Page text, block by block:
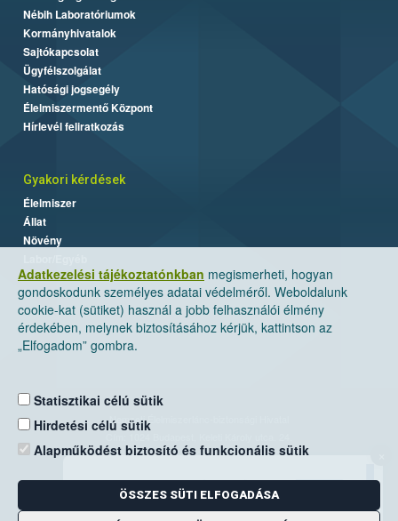
Adatkezelési tájékoztatónkban megismerheti, hogyan
gondoskodunk személyes adatai védelméről. Weboldalunk
cookie-kat (sütiket) használ a jobb felhasználói élmény
érdekében, melynek biztosításához kérjük, kattintson az
„Elfogadom” gombra.
Statisztikai célú sütik
Hirdetési célú sütik
Alapműködést biztosító és funkcionális sütik
ÖSSZES SÜTI ELFOGADÁSA
Nébih Laboratóriumok
Kormányhivatalok
Sajtókapcsolat
Ügyfélszolgálat
Hatósági jogsegély
Élelmiszermentő Központ
Hírlevél feliratkozás
Gyakori kérdések
Élelmiszer
Állat
Növény
Nemzeti Élelmiszerlánc-biztonsági Hivatal
Levelezési cím: 1525 Budapest. Pf. 30.
E-mail:ugyfelszolgalat@nebih.gov.hu